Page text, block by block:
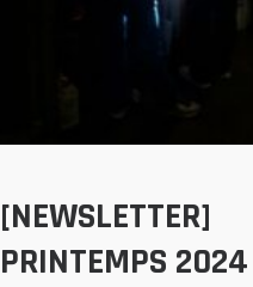
[NEWSLETTER]
PRINTEMPS 2024